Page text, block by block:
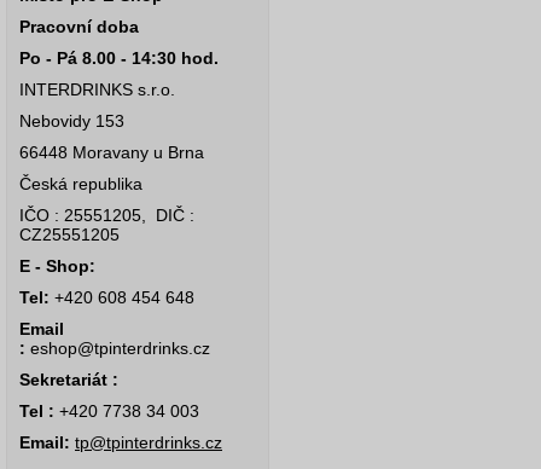
Pracovní doba
Po - Pá 8.00 - 14:30 hod.
INTERDRINKS s.r.o.
Nebovidy 153
66448 Moravany u Brna
Česká republika
IČO : 25551205, DIČ :
CZ25551205
E - Shop:
Tel: +420 608 454 648
Email
: eshop@tpinterdrinks.cz
Sekretariát :
Tel : +420 7738 34 003
Email: tp@tpinterdrinks.cz